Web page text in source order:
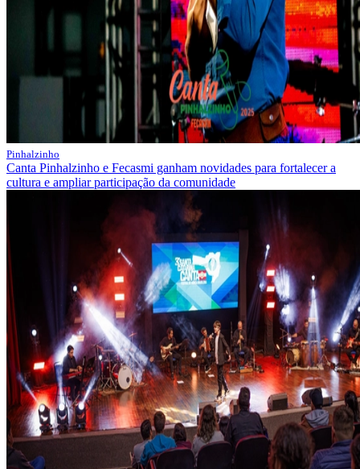
Pinhalzinho
Canta Pinhalzinho e Fecasmi ganham novidades para fortalecer a
cultura e ampliar participação da comunidade